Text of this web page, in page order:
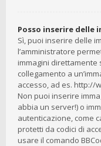
Posso inserire delle
Sì, puoi inserire delle
l’amministratore
immagini direttamente
collegamento a
accesso, ad es. http://
Non puoi inserire
abbia un server!) o
autenticazione, come
protetti da codici di
usare il comando